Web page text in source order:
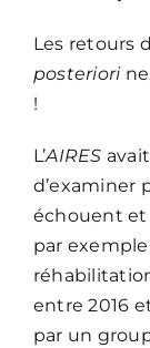
Les retours
posteriorine
!
L’AIRES
d’examiner
échouent et
par
entre 2016
par un